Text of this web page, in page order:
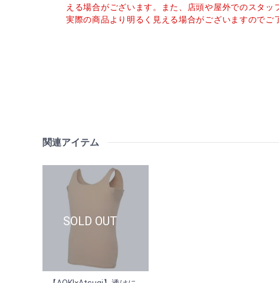
える場合がございます。また、店頭や屋外でのスタッ
実際の商品より明るく見える場合がございますのでご
関連アイテム